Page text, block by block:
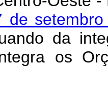
de
da
os